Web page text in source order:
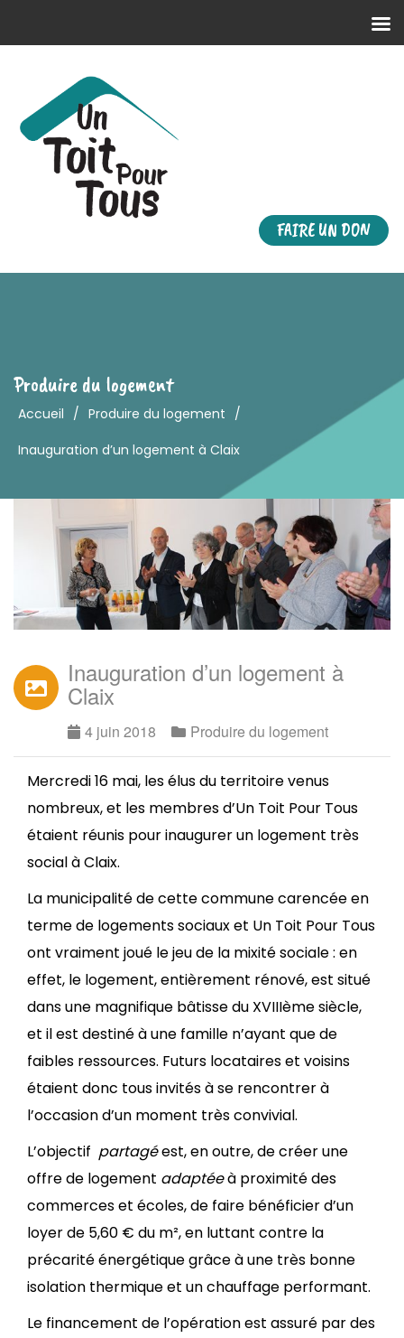
FAIRE UN DON
Produire du logement
Accueil / Produire du logement /
Inauguration d’un logement à Claix
Inauguration d’un logement à
Claix
4 juin 2018 Produire du logement
Mercredi 16 mai, les élus du territoire venus
nombreux, et les membres d’Un Toit Pour Tous
étaient réunis pour inaugurer un logement très
social à Claix.
La municipalité de cette commune carencée en
terme de logements sociaux et Un Toit Pour Tous
ont vraiment joué le jeu de la mixité sociale : en
effet, le logement, entièrement rénové, est situé
dans une magnifique bâtisse du XVIIIème siècle,
et il est destiné à une famille n’ayant que de
faibles ressources. Futurs locataires et voisins
étaient donc tous invités à se rencontrer à
l’occasion d’un moment très convivial.
L’objectif partagéest, en outre, de créer une
offre de logement adaptéeà proximité des
commerces et écoles, de faire bénéficier d’un
loyer de 5,60 € du m², en luttant contre la
précarité énergétique grâce à une très bonne
isolation thermique et un chauffage performant.
Le financement de l’opération est assuré par des